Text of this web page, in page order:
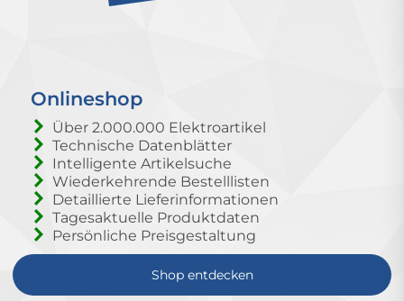
Onlineshop
Über 2.000.000 Elektroartikel
Technische Datenblätter
Intelligente Artikelsuche
Wiederkehrende Bestelllisten
Detaillierte Lieferinformationen
Tagesaktuelle Produktdaten
Persönliche Preisgestaltung
Shop entdecken